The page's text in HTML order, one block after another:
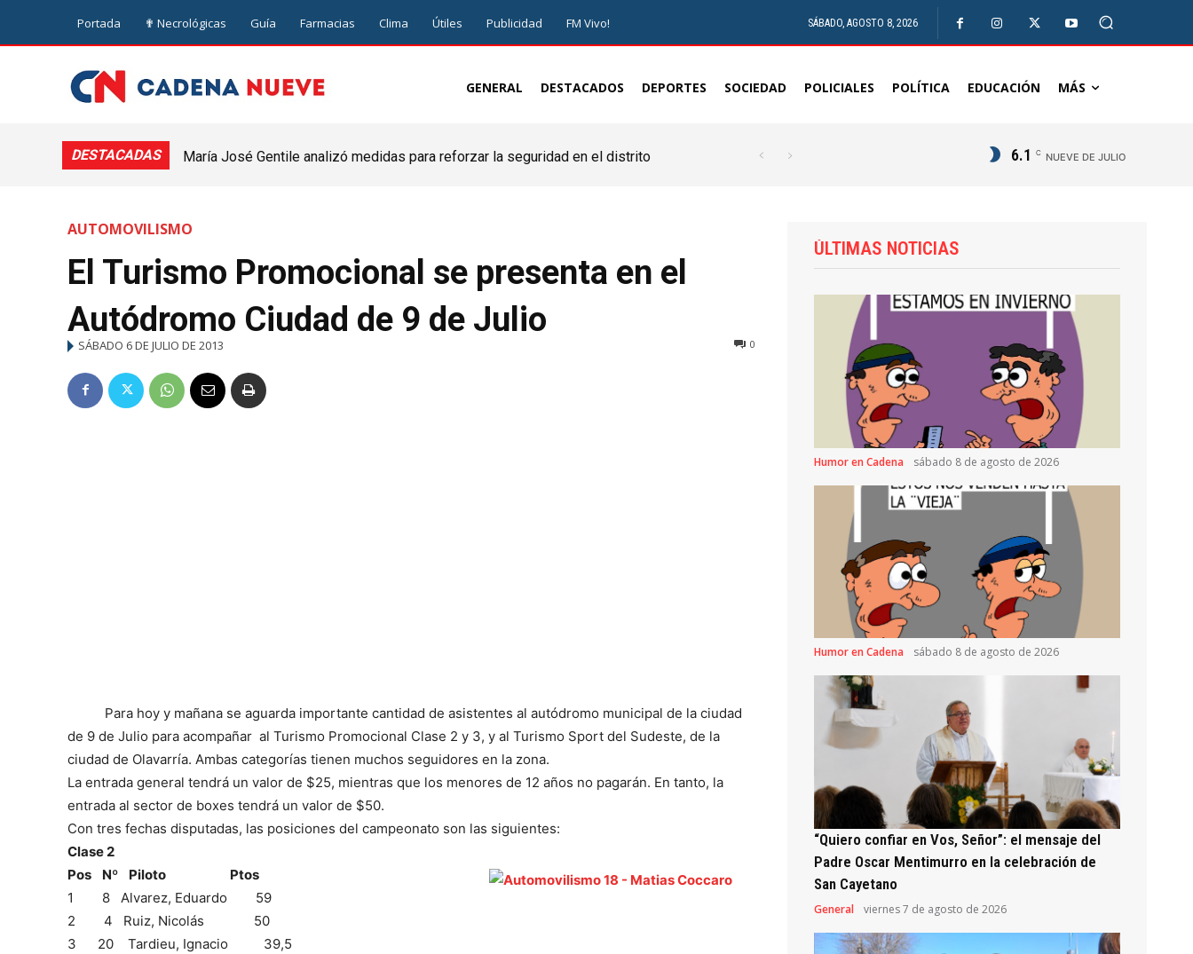
Portada ✟ Necrológicas Guía Farmacias Clima Útiles Publicidad FM Vivo! SÁBADO, AGOSTO 8, 2026
GENERAL DESTACADOS DEPORTES SOCIEDAD POLICIALES POLÍTICA EDUCACIÓN MÁS
DESTACADAS
María José Gentile analizó medidas para reforzar la seguridad en el distrito
Vivienda y Urbanismo avanza con un plan integral para ordenar el crecimiento de
6.1 C NUEVE DE JULIO
AUTOMOVILISMO
El Turismo Promocional se presenta en el
Autódromo Ciudad de 9 de Julio
SÁBADO 6 DE JULIO DE 2013 0
Para hoy y mañana se aguarda importante cantidad de asistentes al autódromo municipal de la ciudad
de 9 de Julio para acompañar al Turismo Promocional Clase 2 y 3, y al Turismo Sport del Sudeste, de la
ciudad de Olavarría. Ambas categorías tienen muchos seguidores en la zona.
La entrada general tendrá un valor de $25, mientras que los menores de 12 años no pagarán. En tanto, la
entrada al sector de boxes tendrá un valor de $50.
Con tres fechas disputadas, las posiciones del campeonato son las siguientes:
Clase 2
Pos Nº Piloto Ptos
1 8 Alvarez, Eduardo 59
2 4 Ruiz, Nicolás 50
3 20 Tardieu, Ignacio 39,5
ÚLTIMAS NOTICIAS
Humor en Cadena sábado 8 de agosto de 2026
Humor en Cadena sábado 8 de agosto de 2026
“Quiero confiar en Vos, Señor”: el mensaje del
Padre Oscar Mentimurro en la celebración de
San Cayetano
General viernes 7 de agosto de 2026